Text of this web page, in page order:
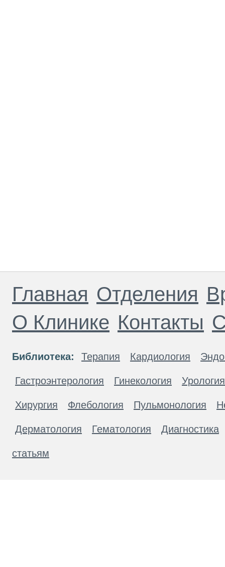
Главная Отделения
О Клинике Контакты
Библиотека: Терапия Кардиология
Гастроэнтерология Гинекология Урология
Хирургия Флебология Пульмонология
Дерматология Гематология Диагностика
статьям